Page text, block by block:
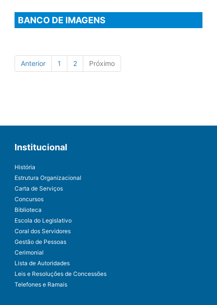
BANCO DE IMAGENS
Anterior 1 2 Próximo
Institucional
História
Estrutura Organizacional
Carta de Serviços
Concursos
Biblioteca
Escola do Legislativo
Coral dos Servidores
Gestão de Pessoas
Cerimonial
Lista de Autoridades
Leis e Resoluções de Concessões
Telefones e Ramais